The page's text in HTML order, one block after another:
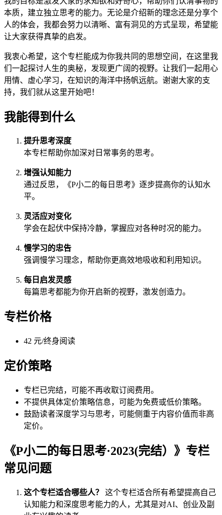
本质，建立独立思考的能力。无论是介绍新的理念还是分享个
人的体会，我都会努力以清晰、富有洞见的方式呈现，希望能
让大家获得真挚的启发。
我衷心希望，这个专栏能成为你我共同的思想空间，在这里我
们一起探讨人生的奥秘，发现更广阔的视野。让我们一起用心
用情、虚心学习，在知识的海洋中扬帆远航。谢谢大家的支
持，我们就从这里开始吧！
我能得到什么
提升思考深度
本专栏帮助你加深对日常事务的思考。
增强认知能力
通过反思，《P小二的每日思考》逐步提高你的认知水
平。
灵活应对变化
学会在起伏中保持冷静，掌握应对各种时况的能力。
慢学习的忠告
强调慢学习理念，帮助你更高效地吸收和利用知识。
每日启发灵感
每篇思考都能为你开启新的视野，激发创造力。
专栏价格
42 元/终身阅读
定价策略
专栏已完结，可能不再收取订阅费用。
不提供具体定价策略信息，可能为免费或低价策略。
鼓励读者深度学习与思考，可能侧重于内容价值而非高
定价。
《P小二的每日思考·2023(完结）》专栏
常见问题
这个专栏适合哪些人？
这个专栏适合所有希望提高自己
认知能力和深度思考能力的人，尤其是对AI、创业及副